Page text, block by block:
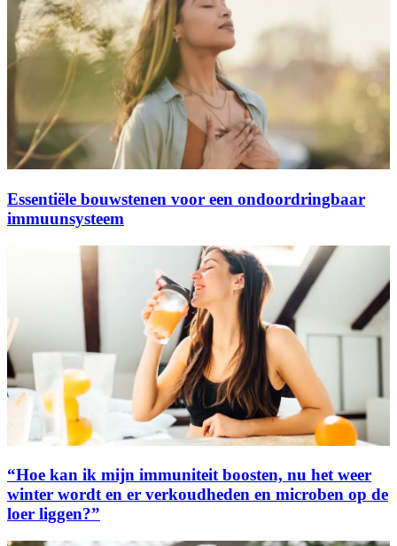
Essentiële bouwstenen voor een ondoordringbaar
immuunsysteem
“Hoe kan ik mijn immuniteit boosten, nu het weer
winter wordt en er verkoudheden en microben op de
loer liggen?”